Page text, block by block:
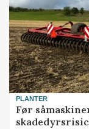
PLANTER
Før